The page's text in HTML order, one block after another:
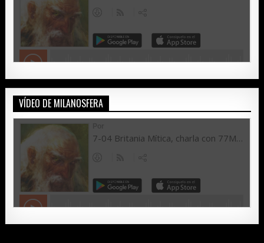
VÍDEO DE MILANOSFERA